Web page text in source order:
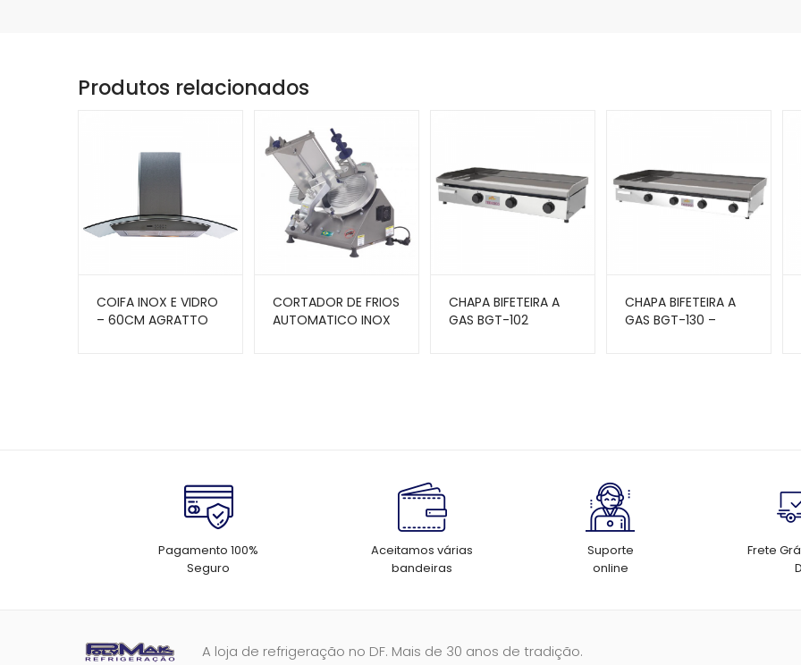
Produtos relacionados
COIFA INOX E VIDRO
– 60CM AGRATTO
CORTADOR DE FRIOS
AUTOMATICO INOX
CHAPA BIFETEIRA A
GAS BGT-102
CHAPA BIFETEIRA A
GAS BGT-130 –
Pagamento 100%
Seguro
Aceitamos várias
bandeiras
Suporte
online
Frete
A loja de refrigeração no DF. Mais de 30 anos de tradição.